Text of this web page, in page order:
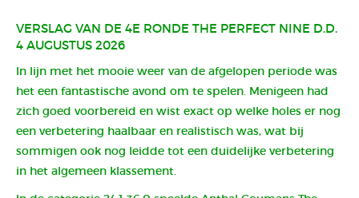
VERSLAG VAN DE 4E RONDE THE PERFECT NINE D.D.
4 AUGUSTUS 2026
In lijn met het mooie weer van de afgelopen periode was
het een fantastische avond om te spelen. Menigeen had
zich goed voorbereid en wist exact op welke holes er nog
een verbetering haalbaar en realistisch was, wat bij
sommigen ook nog leidde tot een duidelijke verbetering
in het algemeen klassement.